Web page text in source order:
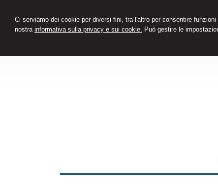
Ci serviamo dei cookie per diversi fini, tra l'altro per consentire
nostra informativa sulla privacy e sui cookie. Può gestire le